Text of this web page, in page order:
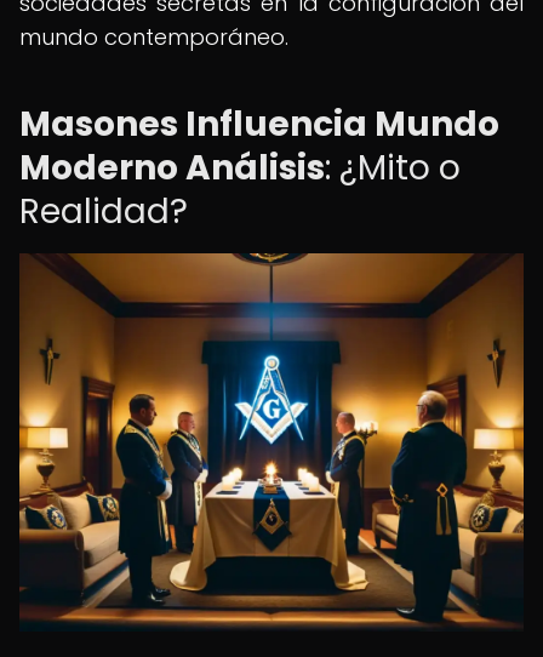
mundo contemporáneo.
Masones Influencia Mundo
Moderno Análisis: ¿Mito o
Realidad?